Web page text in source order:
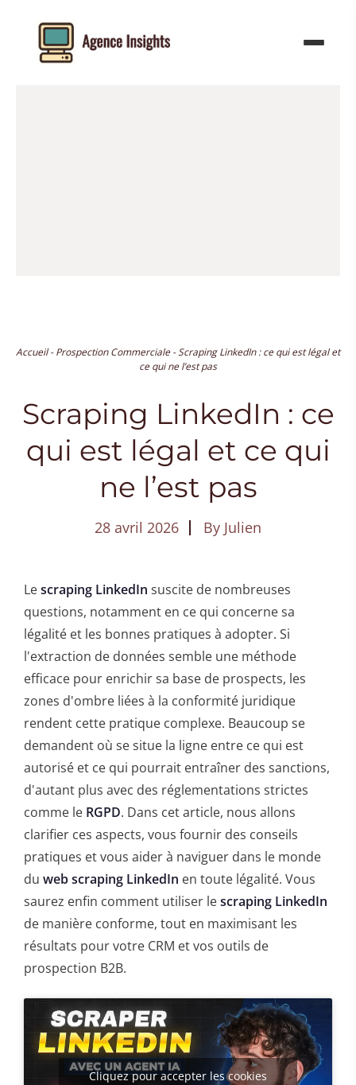
contenu
Accueil-Prospection Commerciale-Scraping LinkedIn : ce qui est légal et
ce qui ne l’est pas
Scraping LinkedIn : ce
qui est légal et ce qui
ne l’est pas
28 avril 2026 By Julien
Lescraping LinkedIn suscite de nombreuses
questions, notamment en ce qui concerne sa
légalité et les bonnes pratiques à adopter. Si
l'extraction de données semble une méthode
efficace pour enrichir sa base de prospects, les
zones d'ombre liées à la conformité juridique
rendent cette pratique complexe. Beaucoup se
demandent où se situe la ligne entre ce qui est
autorisé et ce qui pourrait entraîner des sanctions,
d'autant plus avec des réglementations strictes
comme le RGPD. Dans cet article, nous allons
clarifier ces aspects, vous fournir des conseils
pratiques et vous aider à naviguer dans le monde
du web scraping LinkedIn en toute légalité. Vous
saurez enfin comment utiliser lescraping LinkedIn
de manière conforme, tout en maximisant les
résultats pour votre CRM et vos outils de
prospection B2B.
Cliquez pour accepter les cookies